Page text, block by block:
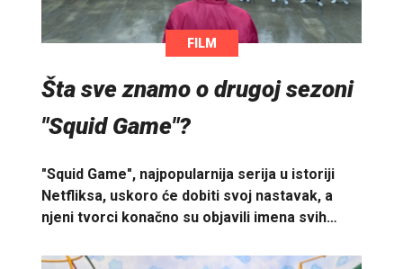
FILM
Šta sve znamo o drugoj sezoni
"Squid Game"?
"Squid Game", najpopularnija serija u istoriji
Netfliksa, uskoro će dobiti svoj nastavak, a
njeni tvorci konačno su objavili imena svih…